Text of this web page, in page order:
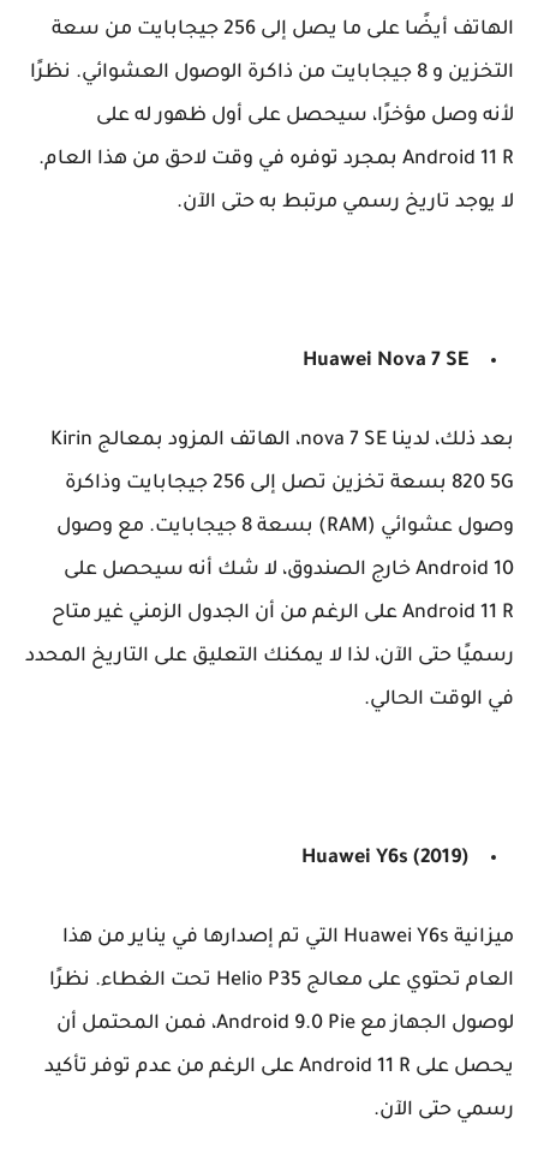
الهاتف أيضًا على ما يصل إلى 256 جيجابايت من سعة
التخزين و 8 جيجابايت من ذاكرة الوصول العشوائي. نظرًا
لأنه وصل مؤخرًا، سيحصل على أول ظهور له على
Android 11 R بمجرد توفره في وقت لاحق من هذا العام.
لا يوجد تاريخ رسمي مرتبط به حتى الآن.
Huawei Nova 7 SE
بعد ذلك، لدينا nova 7 SE، الهاتف المزود بمعالج Kirin
820 5G بسعة تخزين تصل إلى 256 جيجابايت وذاكرة
وصول عشوائي (RAM) بسعة 8 جيجابايت. مع وصول
Android 10 خارج الصندوق، لا شك أنه سيحصل على
Android 11 R على الرغم من أن الجدول الزمني غير متاح
رسميًا حتى الآن، لذا لا يمكنك التعليق على التاريخ المحدد
في الوقت الحالي.
Huawei Y6s (2019)
ميزانية Huawei Y6s التي تم إصدارها في يناير من هذا
العام تحتوي على معالج Helio P35 تحت الغطاء. نظرًا
لوصول الجهاز مع Android 9.0 Pie، فمن المحتمل أن
يحصل على Android 11 R على الرغم من عدم توفر تأكيد
رسمي حتى الآن.